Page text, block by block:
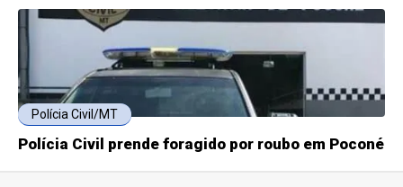
Polícia Civil/MT
Polícia Civil prende foragido por roubo em Poconé